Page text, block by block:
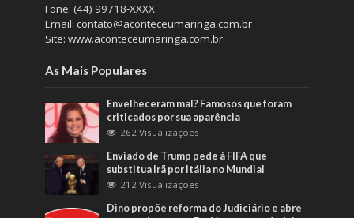
Fone: (44) 99718-XXXX
Email: contato@aconteceumaringa.com.br
Site: www.aconteceumaringa.com.br
As Mais Populares
Envelheceram mal? Famosos que foram
criticados por sua aparência
262 Visualizações
Enviado de Trump pede à FIFA que
substitua Irã por Itália no Mundial
212 Visualizações
Dino propõe reforma do Judiciário e abre